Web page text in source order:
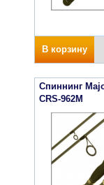
В корзину
Спиннинг
CRS-962M